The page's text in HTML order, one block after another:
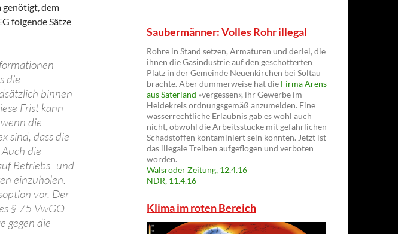
genötigt, dem
folgende Sätze
die
binnen
Frist kann
die
sind, dass die
die
Betriebs- und
einzuholen.
vor. Der
§ 75 VwGO
gegen die
Saubermänner: Volles Rohr illegal
Rohre in Stand setzen, Armaturen und derlei, die
ihnen die Gasindustrie auf den geschotterten
Platz in der Gemeinde Neuenkirchen bei Soltau
brachte. Aber dummerweise hat die Firma Arens
aus Saterland »vergessen«, ihr Gewerbe im
Heidekreis ordnungsgemäß anzumelden. Eine
wasserrechtliche Erlaubnis gab es wohl auch
nicht, obwohl die Arbeitsstücke mit gefährlichen
Schadstoffen kontaminiert sein konnten. Jetzt ist
das illegale Treiben aufgeflogen und verboten
worden.
Walsroder Zeitung, 12.4.16
NDR, 11.4.16
Klima im roten Bereich